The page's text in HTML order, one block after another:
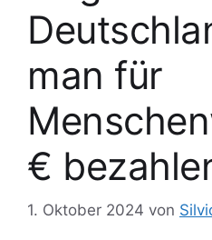
man für
€
1. Oktober 2024 von